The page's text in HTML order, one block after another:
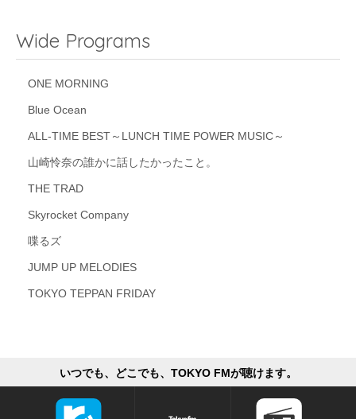
Wide Programs
ONE MORNING
Blue Ocean
ALL-TIME BEST～LUNCH TIME POWER MUSIC～
山崎怜奈の誰かに話したかったこと。
THE TRAD
Skyrocket Company
喋るズ
JUMP UP MELODIES
TOKYO TEPPAN FRIDAY
いつでも、どこでも、TOKYO FMが聴けます。